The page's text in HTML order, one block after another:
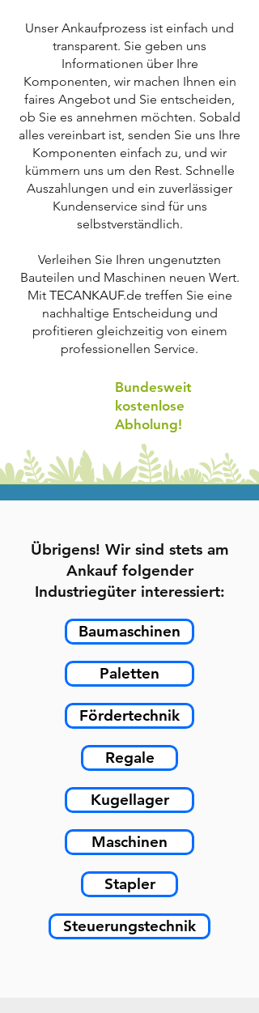
Unser Ankaufprozess ist einfach und
transparent. Sie geben uns
Informationen über Ihre
Komponenten, wir machen Ihnen ein
faires Angebot und Sie entscheiden,
ob Sie es annehmen möchten. Sobald
alles vereinbart ist, senden Sie uns Ihre
Komponenten einfach zu, und wir
kümmern uns um den Rest. Schnelle
Auszahlungen und ein zuverlässiger
Kundenservice sind für uns
selbstverständlich.
Verleihen Sie Ihren ungenutzten
Bauteilen und Maschinen neuen Wert.
Mit TECANKAUF.de treffen Sie eine
nachhaltige Entscheidung und
profitieren gleichzeitig von einem
professionellen Service.
Bundesweit
kostenlose
Abholung!
Übrigens! Wir sind stets am
Ankauf folgender
Industriegüter interessiert:
Baumaschinen
Paletten
Fördertechnik
Regale
Kugellager
Maschinen
Stapler
Steuerungstechnik